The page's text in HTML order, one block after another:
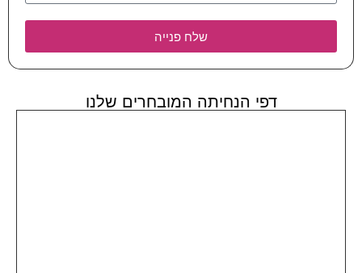
שלח פנייה
דפי הנחיתה המובחרים שלנו